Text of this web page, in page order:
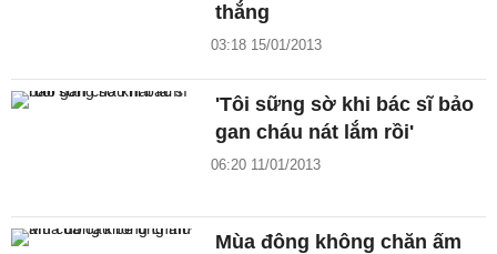
thắng
03:18 15/01/2013
'Tôi sững sờ khi bác sĩ bảo
gan cháu nát lắm rồi'
06:20 11/01/2013
Mùa đông không chăn ấm